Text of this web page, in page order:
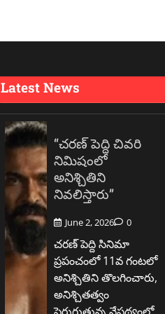
Latest News
“చరణ్ పెద్ది చివరి
నిమిషంలో
అనిశ్చితిని
నివలిస్తారు”
June 2, 2026 0
చరణ్ పెద్ది సినిమా
ప్రపంచంలో 11వ గంటలో
అనిశ్చితిని తొలగించారు,
అనిశ్చితత్వం